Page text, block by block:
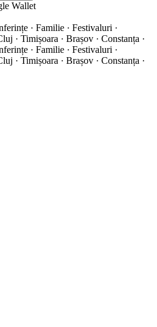
Wallet
· Familie · Festivaluri ·
· Timișoara · Brașov · Constanța ·
· Familie · Festivaluri ·
· Timișoara · Brașov · Constanța ·